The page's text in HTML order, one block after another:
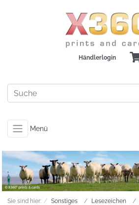
Händlerlogin
Menü
Sie sind hier: Sonstiges Lesezeichen